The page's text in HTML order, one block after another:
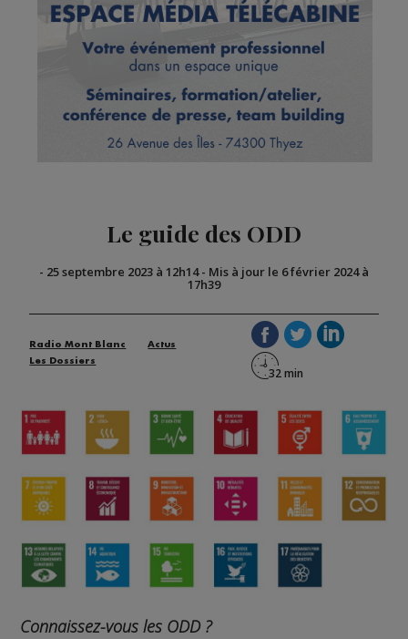
Le guide des ODD
- 25 septembre 2023 à 12h14- Mis à jour le 6 février 2024 à
17h39
Radio Mont Blanc
Actus
Les Dossiers
Connaissez-vous les ODD ?